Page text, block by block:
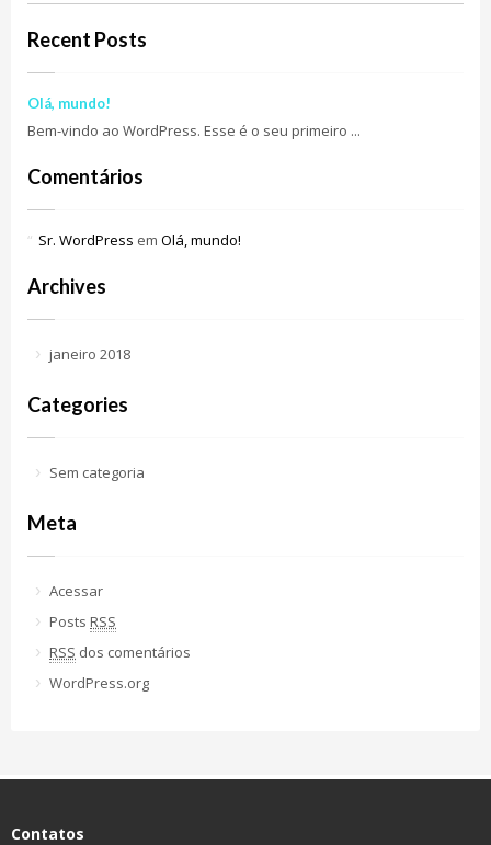
Recent Posts
Olá, mundo!
Bem-vindo ao WordPress. Esse é o seu primeiro ...
Comentários
Sr. WordPress em Olá, mundo!
Archives
janeiro 2018
Categories
Sem categoria
Meta
Acessar
Posts RSS
RSS dos comentários
WordPress.org
Contatos